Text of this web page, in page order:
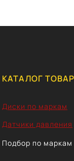
КАТАЛОГ
Диски по маркам
Датчики давления
Подбор по маркам